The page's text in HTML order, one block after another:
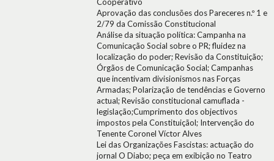
Aprovação das conclusões dos Pareceres n.º 1 e
2/79 da Comissão Constitucional
Análise da situação política: Campanha na
Comunicação Social sobre o PR; fluidez na
localização do poder; Revisão da Constituição;
Órgãos de Comunicação Social; Campanhas
que incentivam divisionismos nas Forças
Armadas; Polarização de tendências e Governo
actual; Revisão constitucional camuflada -
legislação;Cumprimento dos objectivos
impostos pela Constituiçãol; Intervenção do
Tenente Coronel Víctor Alves
Lei das Organizações Fascistas: actuação do
jornal O Diabo; peça em exibição no Teatro